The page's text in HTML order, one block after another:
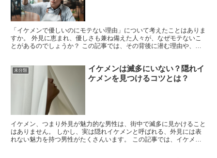
「イケメンで優しいのにモテない理由」について考えたことはありま
すか。 外見に恵まれ、優しさも兼ね備えた人々が、なぜモテないこ
とがあるのでしょうか？ この記事では、その背後に潜む理由や、優
未分類
イケメンは滅多にいない？隠れイ
ケメンを見つけるコツとは？
イケメン、つまり外見が魅力的な男性は、街中で滅多に見かけること
はありません。 しかし、実は隠れイケメンと呼ばれる、外見には表
れない魅力を持つ男性がたくさんいます。 この記事では、イケメン